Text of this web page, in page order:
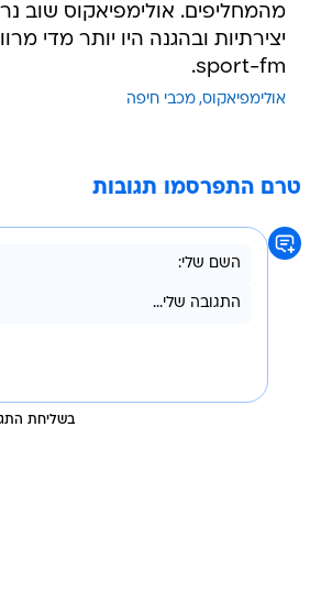
מהמחליפים. אולימפיאקוס שוב
יצירתיות ובהגנה היו יותר מדי
sport-fm.
אולימפיאקוס מכבי חיפה
טרם התפרסמו תגובות
בשליחת